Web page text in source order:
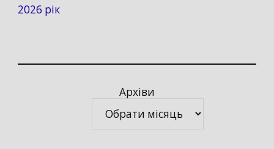
2026 рік
Архіви